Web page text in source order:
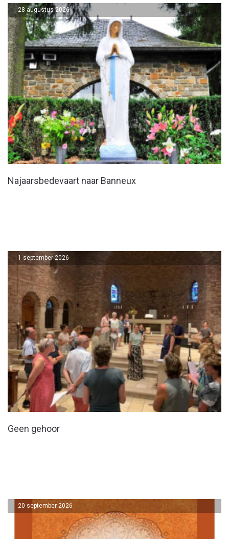
Najaarsbedevaart naar Banneux
28 augustus 2026
Geen gehoor
1 september 2026
20 september 2026